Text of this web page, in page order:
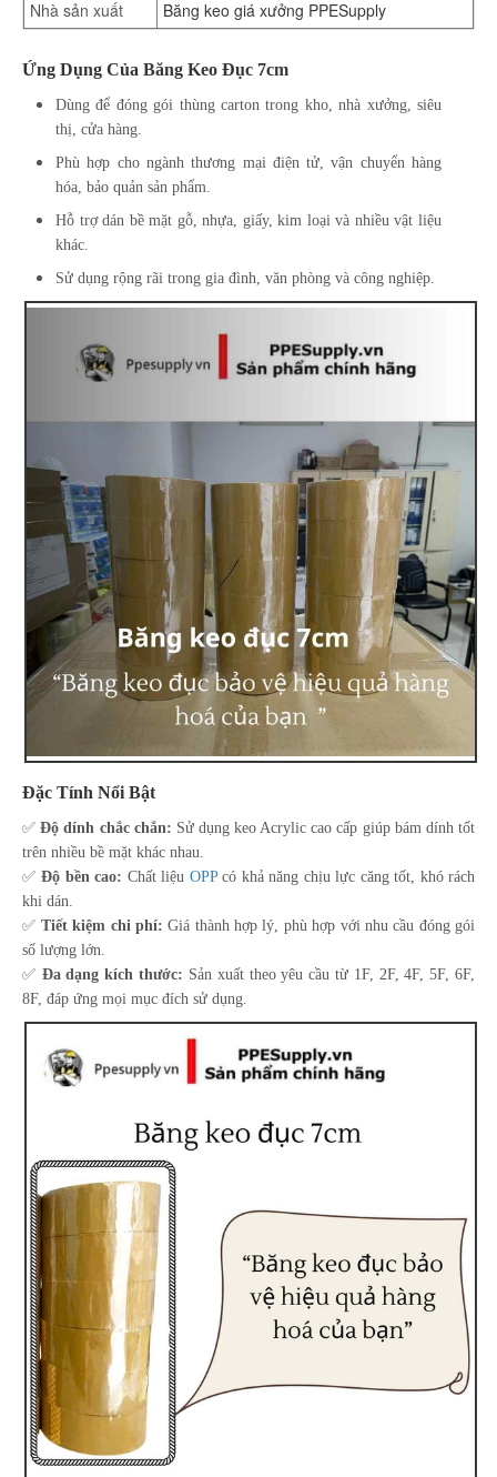
Nhà sản xuất Băng keo giá xưởng PPESupply
Ứng Dụng Của Băng Keo Đục 7cm
Dùng để đóng gói thùng carton trong kho, nhà xưởng, siêu
thị, cửa hàng.
Phù hợp cho ngành thương mại điện tử, vận chuyển hàng
hóa, bảo quản sản phẩm.
Hỗ trợ dán bề mặt gỗ, nhựa, giấy, kim loại và nhiều vật liệu
khác.
Sử dụng rộng rãi trong gia đình, văn phòng và công nghiệp.
Đặc Tính Nổi Bật
✅Độ dính chắc chắn: Sử dụng keo Acrylic cao cấp giúp bám dính tốt
trên nhiều bề mặt khác nhau.
✅ Độ bền cao: Chất liệu OPP có khả năng chịu lực căng tốt, khó rách
khi dán.
✅ Tiết kiệm chi phí: Giá thành hợp lý, phù hợp với nhu cầu đóng gói
số lượng lớn.
✅ Đa dạng kích thước: Sản xuất theo yêu cầu từ 1F, 2F, 4F, 5F, 6F,
8F, đáp ứng mọi mục đích sử dụng.